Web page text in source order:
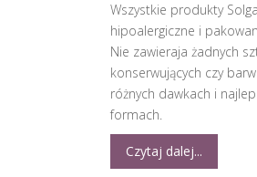
Wszystkie produkty
hipoalergiczne i
Nie zawieraja żadnych
konserwujących czy
różnych dawkach i
formach.
Czytaj dalej...